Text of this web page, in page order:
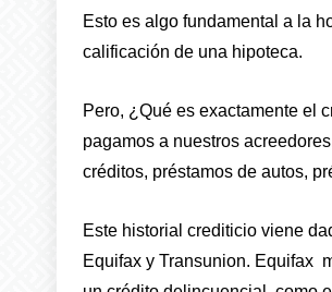
Esto es algo fundamental a la
calificación de una hipoteca.
Pero, ¿Qué es exactamente el
pagamos a nuestros
créditos, préstamos de autos,
Este historial crediticio viene
Equifax y Transunion. Equifax